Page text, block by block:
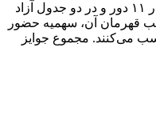
گفتنی است رقابت‌های گرند سوئیس در ۱۱ دور و در دو جدول آزاد
قهرمان آن، سهمیه حضور
می‌کنند. مجموع جوایز